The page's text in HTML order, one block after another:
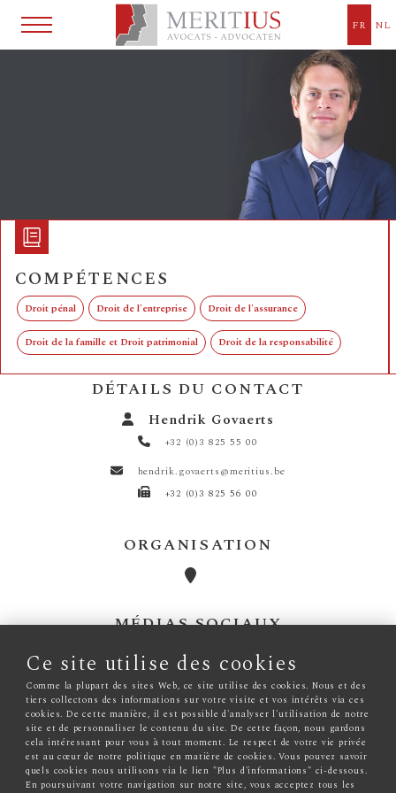
FR NL
Meritius Anvers
COMPÉTENCES
Droit pénal Droit de l'entreprise Droit de l'assurance
Droit de la famille et Droit patrimonial Droit de la responsabilité
DÉTAILS DU CONTACT
Hendrik Govaerts
+32 (0)3 825 55 00
hendrik.govaerts@meritius.be
+32 (0)3 825 56 00
ORGANISATION
MÉDIAS SOCIAUX
LANGUES
2026 MeritiusI Tous droits réservés I Politique de
Ce site utilise des cookies
Comme la plupart des sites Web, ce site utilise des cookies. Nous et des
tiers collectons des informations sur votre visite et vos intérêts via ces
cookies. De cette manière, il est possible d'analyser l'utilisation de notre
site et de personnaliser le contenu du site. De cette façon, nous gardons
cela intéressant pour vous à tout moment. Le respect de votre vie privée
est au cœur de notre politique en matière de cookies. Vous pouvez savoir
quels cookies nous utilisons via le lien "Plus d'informations" ci-dessous.
En poursuivant votre navigation sur notre site, vous acceptez tous les